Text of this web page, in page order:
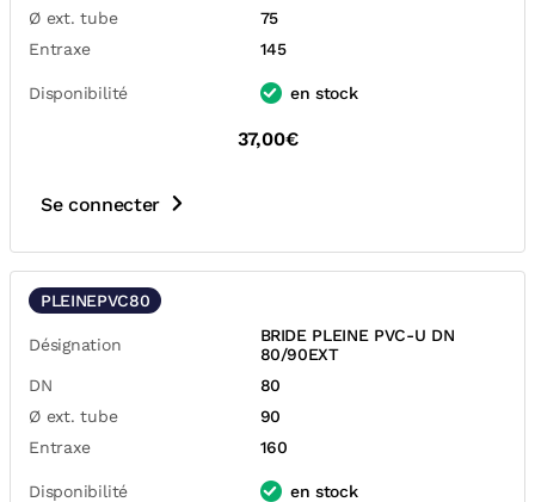
Ø ext. tube
75
Entraxe
145
Disponibilité en stock
37,00€
Se connecter
PLEINEPVC80
Désignation
BRIDE PLEINE PVC-U DN
80/90EXT
DN
80
Ø ext. tube
90
Entraxe
160
Disponibilité en stock